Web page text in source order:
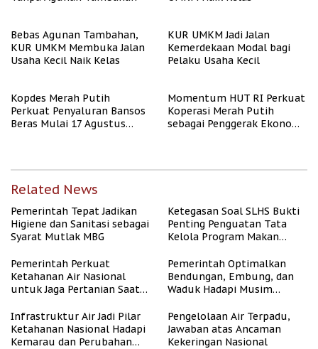
Bebas Agunan Tambahan,
KUR UMKM Membuka Jalan
Usaha Kecil Naik Kelas
KUR UMKM Jadi Jalan
Kemerdekaan Modal bagi
Pelaku Usaha Kecil
Kopdes Merah Putih
Perkuat Penyaluran Bansos
Beras Mulai 17 Agustus
Momentum HUT RI Perkuat
Koperasi Merah Putih
sebagai Penggerak Ekonomi
Related News
Pemerintah Tepat Jadikan
Higiene dan Sanitasi sebagai
Syarat Mutlak MBG
Ketegasan Soal SLHS Bukti
Penting Penguatan Tata
Kelola Program Makan
Pemerintah Perkuat
Ketahanan Air Nasional
untuk Jaga Pertanian Saat
Pemerintah Optimalkan
Bendungan, Embung, dan
Waduk Hadapi Musim
Infrastruktur Air Jadi Pilar
Ketahanan Nasional Hadapi
Kemarau dan Perubahan
Pengelolaan Air Terpadu,
Jawaban atas Ancaman
Kekeringan Nasional